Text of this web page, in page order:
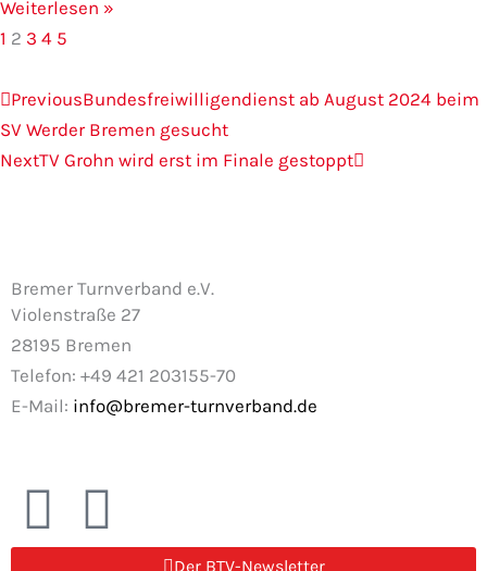
Weiterlesen »
1 2 3 4 5
Zurück
PreviousBundesfreiwilligendienst ab August 2024 beim
SV Werder Bremen gesucht
NextTV Grohn wird erst im Finale gestoppt
Nächster
Bremer Turnverband e.V.
Violenstraße 27
28195 Bremen
Telefon: +49 421 203155-70
E-Mail: info@bremer-turnverband.de
F
I
Der BTV-Newsletter